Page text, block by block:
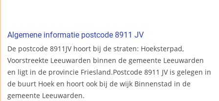
Algemene informatie postcode 8911 JV
De postcode 8911JV hoort bij de straten: Hoeksterpad,
Voorstreekte Leeuwarden binnen de gemeente Leeuwarden
en ligt in de provincie Friesland.Postcode 8911 JV is gelegen in
de buurt Hoek en hoort ook bij de wijk Binnenstad in de
gemeente Leeuwarden.